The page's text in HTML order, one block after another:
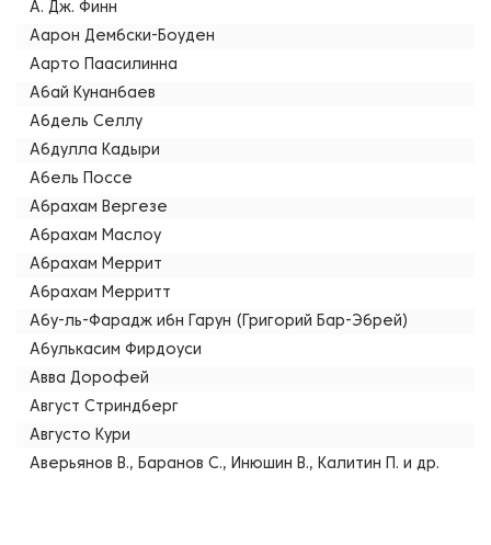
А. Дж. Финн
Аарон Дембски-Боуден
Аарто Паасилинна
Абай Кунанбаев
Абдель Селлу
Абдулла Кадыри
Абель Поссе
Абрахам Вергезе
Абрахам Маслоу
Абрахам Меррит
Абрахам Мерритт
Абу-ль-Фарадж ибн Гарун (Григорий Бар-Эбрей)
Абулькасим Фирдоуси
Авва Дорофей
Август Стриндберг
Августо Кури
Аверьянов В., Баранов С., Инюшин В., Калитин П. и др.